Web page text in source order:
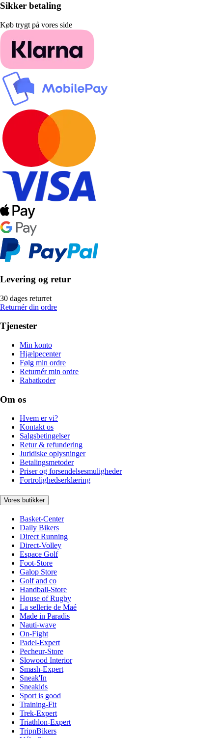
Sikker betaling
Køb trygt på vores side
Levering og retur
30 dages returret
Returnér din ordre
Tjenester
Min konto
Hjælpecenter
Følg min ordre
Returnér min ordre
Rabatkoder
Om os
Hvem er vi?
Kontakt os
Salgsbetingelser
Retur & refundering
Juridiske oplysninger
Betalingsmetoder
Priser og forsendelsesmuligheder
Fortrolighedserklæring
Vores butikker
Basket-Center
Daily Bikers
Direct Running
Direct-Volley
Espace Golf
Foot-Store
Galop Store
Golf and co
Handball-Store
House of Rugby
La sellerie de Maé
Made in Paradis
Nauti-wave
On-Fight
Padel-Expert
Pecheur-Store
Slowood Interior
Smash-Expert
Sneak'In
Sneakids
Sport is good
Training-Fit
Trek-Expert
Triathlon-Expert
TripnBikers